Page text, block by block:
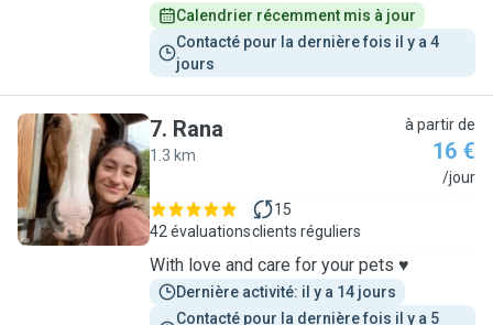
Calendrier récemment mis à jour
Contacté pour la dernière fois il y a 4
jours
R
7. Rana
1.3 km
à partir de
16 €
/jour
42 évaluations
15
clients réguliers
With love and care for your pets ♥️
Dernière activité: il y a 14 jours
Contacté pour la dernière fois il y a 5